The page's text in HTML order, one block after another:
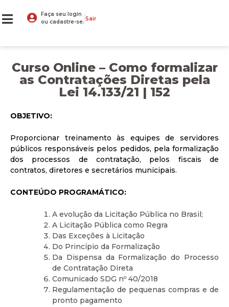
Faça seu login
ou cadastre-se. Sair
Curso Online – Como formalizar
as Contratações Diretas pela
Lei 14.133/21 | 152
OBJETIVO:
Proporcionar treinamento às equipes de servidores
públicos responsáveis pelos pedidos, pela formalização
dos processos de contratação, pelos fiscais de
contratos, diretores e secretários municipais.
CONTEÚDO PROGRAMÁTICO:
A evolução da Licitação Pública no Brasil;
A Licitação Pública como Regra
Das Exceções à Licitação
Do Princípio da Formalização
Da Dispensa da Formalização do Processo
de Contratação Direta
Comunicado SDG nº 40/2018
Regulamentação de pequenas compras e de
pronto pagamento